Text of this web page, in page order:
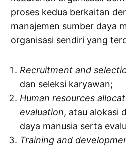
proses kedua berkaitan
manajemen sumber daya
organisasi sendiri yang
Recruitment and
dan seleksi karyawan;
Human resources
evaluation, atau alokasi
daya manusia serta
Training and